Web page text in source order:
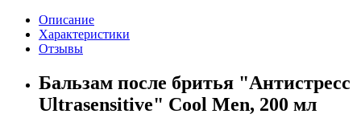
Описание
Характеристики
Отзывы
Бальзам после бритья "Антистресс
Ultrasensitive" Cool Men, 200 мл